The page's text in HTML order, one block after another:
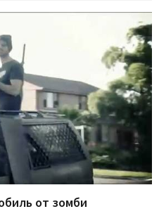
от зомби